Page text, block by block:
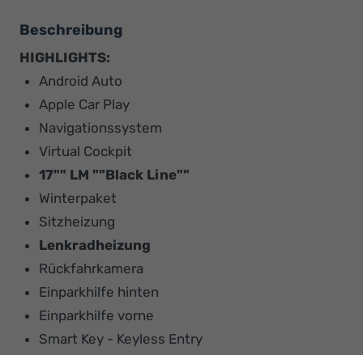
Beschreibung
HIGHLIGHTS:
Android Auto
Apple Car Play
Navigationssystem
Virtual Cockpit
17"" LM ""Black Line""
Winterpaket
Sitzheizung
Lenkradheizung
Rückfahrkamera
Einparkhilfe hinten
Einparkhilfe vorne
Smart Key - Keyless Entry